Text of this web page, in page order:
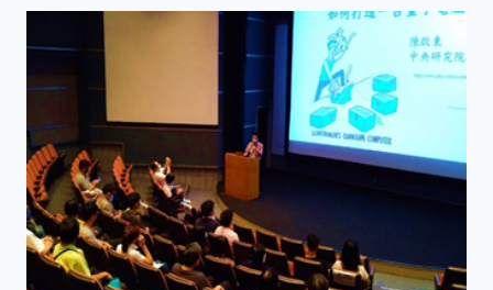
導